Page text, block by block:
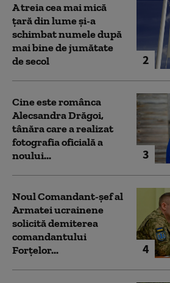
2
A treia cea mai mică
țară din lume și-a
schimbat numele după
mai bine de jumătate
de secol
3
Cine este românca
Alecsandra Drăgoi,
tânăra care a realizat
fotografia oficială a
noului...
4
Noul Comandant-șef al
Armatei ucrainene
solicită demiterea
comandantului
Forțelor...